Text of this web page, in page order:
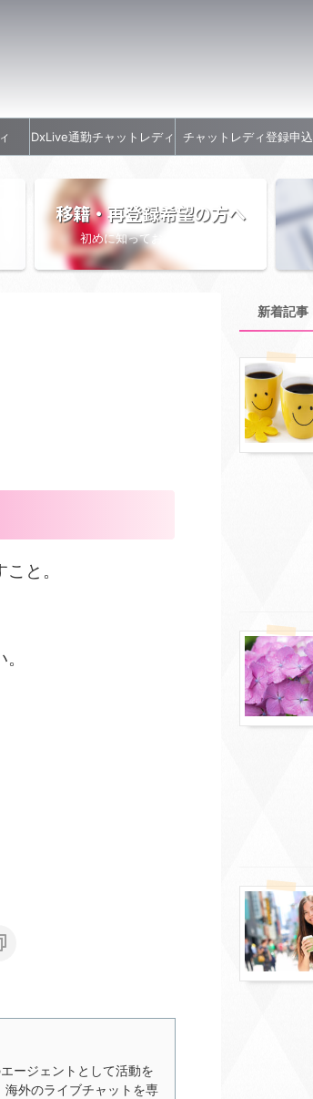
DxLive通勤チャットレディ チャットレディ登録申込
移籍・再登録希望の方へ
初めに知っておきたい情報
と。
ージェントとして活動を
外のライブチャットを専
新着記事